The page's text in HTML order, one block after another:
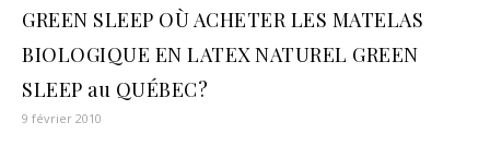
GREEN SLEEP OÙ ACHETER LES MATELAS
BIOLOGIQUE EN LATEX NATUREL GREEN
SLEEP au QUÉBEC?
9 février 2010